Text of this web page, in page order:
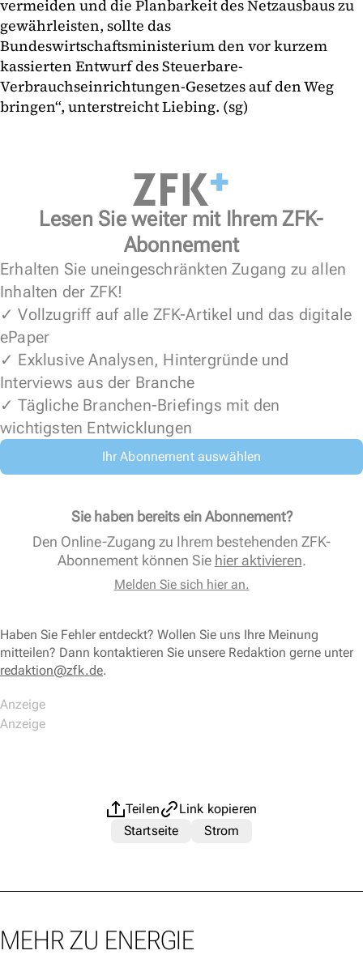
vermeiden und die Planbarkeit des Netzausbaus zu
gewährleisten, sollte das
Bundeswirtschaftsministerium den vor kurzem
kassierten Entwurf des Steuerbare-
Verbrauchseinrichtungen-Gesetzes auf den Weg
bringen“, unterstreicht Liebing. (sg)
Lesen Sie weiter mit Ihrem ZFK-
Abonnement
Erhalten Sie uneingeschränkten Zugang zu allen
Inhalten der ZFK!
✓ Vollzugriff auf alle ZFK-Artikel und das digitale
ePaper
✓ Exklusive Analysen, Hintergründe und
Interviews aus der Branche
✓ Tägliche Branchen-Briefings mit den
wichtigsten Entwicklungen
Ihr Abonnement auswählen
Sie haben bereits ein Abonnement?
Den Online-Zugang zu Ihrem bestehenden ZFK-
Abonnement können Sie hier aktivieren.
Melden Sie sich hier an.
Haben Sie Fehler entdeckt? Wollen Sie uns Ihre Meinung
mitteilen? Dann kontaktieren Sie unsere Redaktion gerne unter
redaktion@zfk.de.
Teilen
Link kopieren
Startseite
Strom
MEHR ZU ENERGIE